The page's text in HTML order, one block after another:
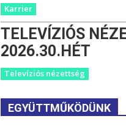
Karrier
TELEVÍZIÓS
2026.30.HÉT
Televíziós nézettség
EGYÜTTMŰKÖDÜNK